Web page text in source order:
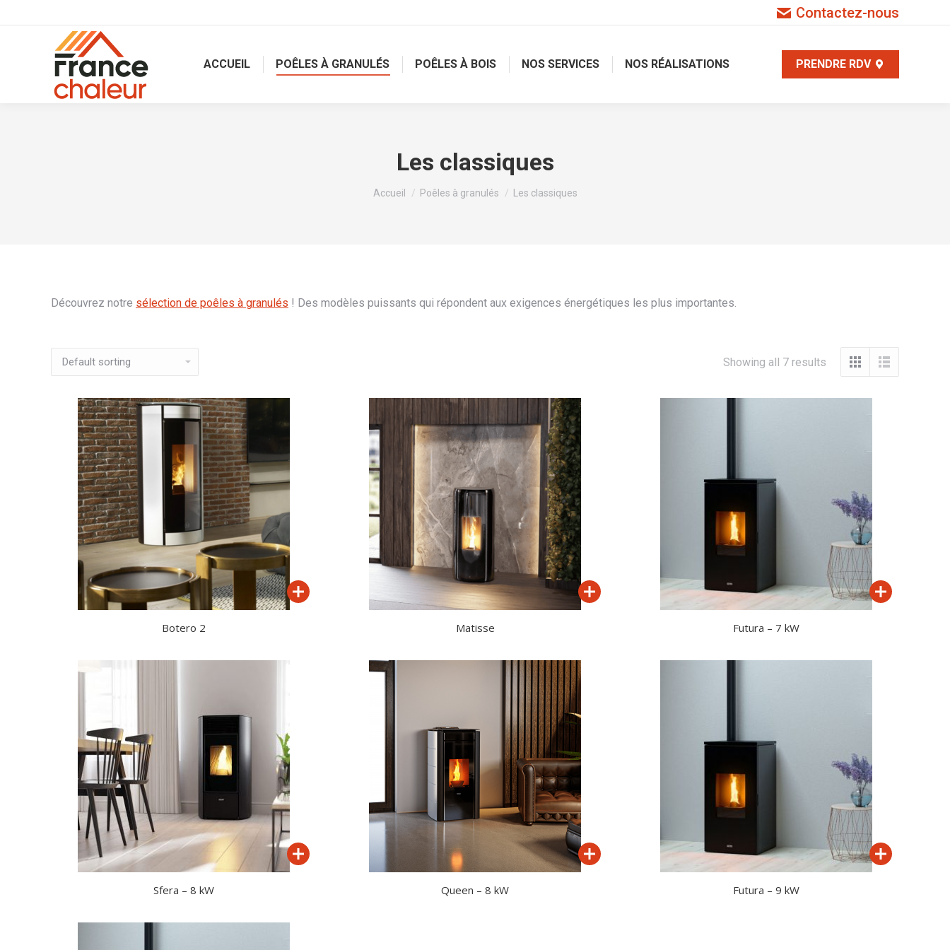
Contactez-nous
ACCUEIL POÊLES À GRANULÉS POÊLES À BOIS NOS SERVICES NOS RÉALISATIONS PRENDRE RDV
Les classiques
Vous êtes ici :
Accueil Poêles à granulés Les classiques
Découvrez notre sélection de poêles à granulés ! Des modèles puissants qui répondent aux exigences énergétiques les plus importantes.
Showing all 7 results
Botero 2 Matisse Futura – 7 kW
Sfera – 8 kW Queen – 8 kW Futura – 9 kW